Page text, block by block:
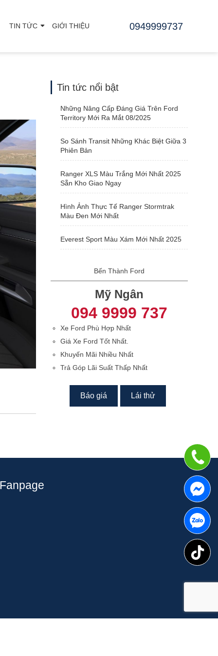
TIN TỨC GIỚI THIỆU 0949999737
Tin tức nổi bật
Những Nâng Cấp Đáng Giá Trên Ford
Territory Mới Ra Mắt 08/2025
So Sánh Transit Những Khác Biệt Giữa 3
Phiên Bản
Ranger XLS Màu Trắng Mới Nhất 2025
Sẵn Kho Giao Ngay
Hình Ảnh Thực Tế Ranger Stormtrak
Màu Đen Mới Nhất
Everest Sport Màu Xám Mới Nhất 2025
Bến Thành Ford
Mỹ Ngân
094 9999 737
Xe Ford Phù Hợp Nhất
Giá Xe Ford Tốt Nhất.
Khuyến Mãi Nhiều Nhất
Trả Góp Lãi Suất Thấp Nhất
Báo giá Lái thử
Fanpage